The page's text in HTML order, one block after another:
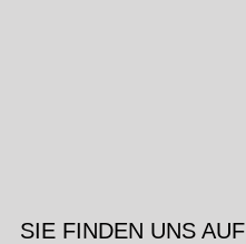
SIE FINDEN UNS AUF